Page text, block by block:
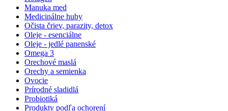
Manuka med
Medicinálne huby
Očista čriev, parazity, detox
Oleje - esenciálne
Oleje - jedlé panenské
Omega 3
Orechové maslá
Orechy a semienka
Ovocie
Prírodné sladidlá
Probiotiká
Produkty podľa ochorení